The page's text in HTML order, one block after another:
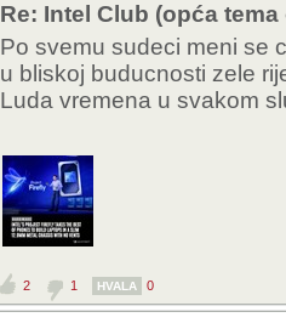
Re: Intel Club (opća
Po svemu sudeci meni se
u bliskoj buducnosti zele
Luda vremena u svakom
2 1 HVALA 0